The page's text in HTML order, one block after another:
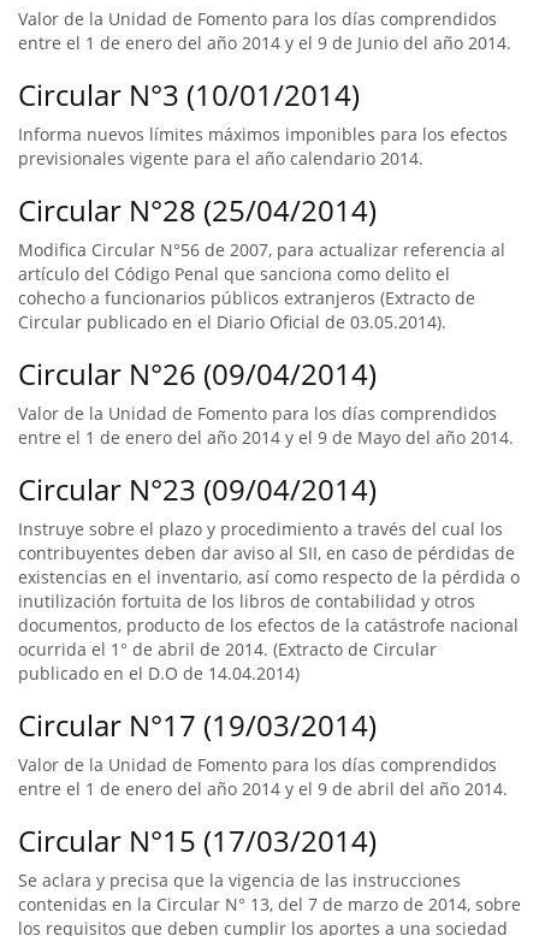
Valor de la Unidad de Fomento para los días comprendidos
entre el 1 de enero del año 2014 y el 9 de Junio del año 2014.
Circular N°3 (10/01/2014)
Informa nuevos límites máximos imponibles para los efectos
previsionales vigente para el año calendario 2014.
Circular N°28 (25/04/2014)
Modifica Circular N°56 de 2007, para actualizar referencia al
artículo del Código Penal que sanciona como delito el
cohecho a funcionarios públicos extranjeros (Extracto de
Circular publicado en el Diario Oficial de 03.05.2014).
Circular N°26 (09/04/2014)
Valor de la Unidad de Fomento para los días comprendidos
entre el 1 de enero del año 2014 y el 9 de Mayo del año 2014.
Circular N°23 (09/04/2014)
Instruye sobre el plazo y procedimiento a través del cual los
contribuyentes deben dar aviso al SII, en caso de pérdidas de
existencias en el inventario, así como respecto de la pérdida o
inutilización fortuita de los libros de contabilidad y otros
documentos, producto de los efectos de la catástrofe nacional
ocurrida el 1° de abril de 2014. (Extracto de Circular
publicado en el D.O de 14.04.2014)
Circular N°17 (19/03/2014)
Valor de la Unidad de Fomento para los días comprendidos
entre el 1 de enero del año 2014 y el 9 de abril del año 2014.
Circular N°15 (17/03/2014)
Se aclara y precisa que la vigencia de las instrucciones
contenidas en la Circular N° 13, del 7 de marzo de 2014, sobre
los requisitos que deben cumplir los aportes a una sociedad